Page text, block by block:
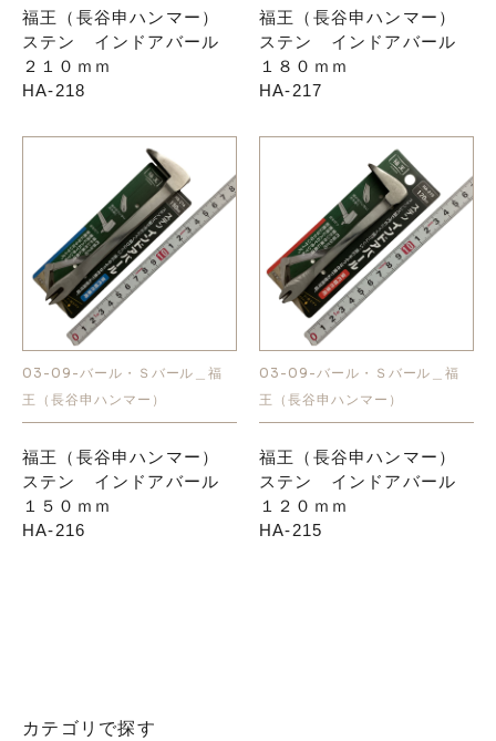
お問い合わせはこちら
福王（長谷申ハンマー）
ステン インドアバール
２１０ｍｍ
HA-218
福王（長谷申ハンマー）
ステン インドアバール
１８０ｍｍ
HA-217
03-09-バール・Ｓバール＿福
王（長谷申ハンマー）
福王（長谷申ハンマー）
ステン インドアバール
１５０ｍｍ
HA-216
03-09-バール・Ｓバール＿福
王（長谷申ハンマー）
福王（長谷申ハンマー）
ステン インドアバール
１２０ｍｍ
HA-215
カテゴリで探す